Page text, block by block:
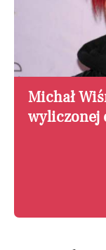
Michał
wyliczonej